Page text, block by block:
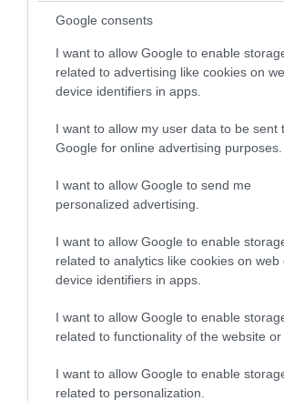
Google consents
I want to allow Google to enable
related to advertising like cookies on
device identifiers in apps.
I want to allow my user data to be sent
Google for online advertising purposes.
I want to allow Google to send me
personalized advertising.
I want to allow Google to enable
related to analytics like cookies on web
device identifiers in apps.
I want to allow Google to enable
related to functionality of the website or
I want to allow Google to enable
related to personalization.
07.08.2026 | 20:28
PRONEWS.GR /ΕΝΟΠΛΕΣ ΣΥΓΚΡΟΥΣΕΙΣ
Τα πρώτα πλάνα ομάδας
Βορειοκορεατών
αποστολή των 30.000 που
Ρωσία (βίντεο)